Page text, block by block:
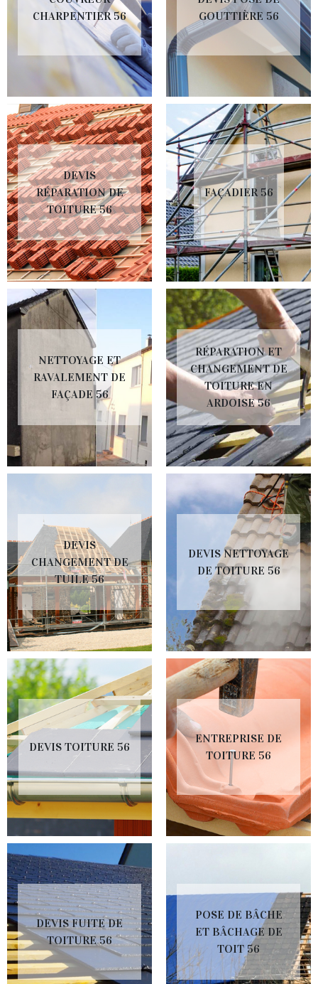
CHARPENTIER 56
GOUTTIÈRE 56
DEVIS
RÉPARATION DE
TOITURE 56
FAÇADIER 56
NETTOYAGE ET
RAVALEMENT DE
FAÇADE 56
RÉPARATION ET
CHANGEMENT DE
TOITURE EN
ARDOISE 56
DEVIS
CHANGEMENT DE
TUILE 56
DEVIS NETTOYAGE
DE TOITURE 56
DEVIS TOITURE 56
ENTREPRISE DE
TOITURE 56
DEVIS FUITE DE
TOITURE 56
POSE DE BÂCHE
ET BÂCHAGE DE
TOIT 56